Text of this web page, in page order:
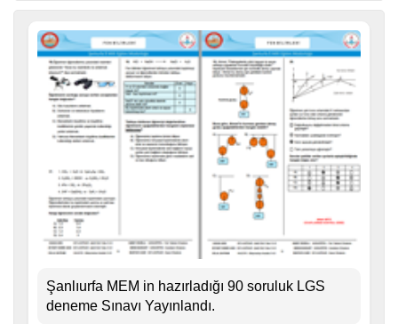
Şanlıurfa MEM in hazırladığı 90 soruluk LGS
deneme Sınavı Yayınlandı.